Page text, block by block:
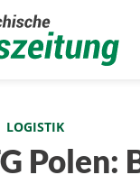
LOGISTIK
Polen: